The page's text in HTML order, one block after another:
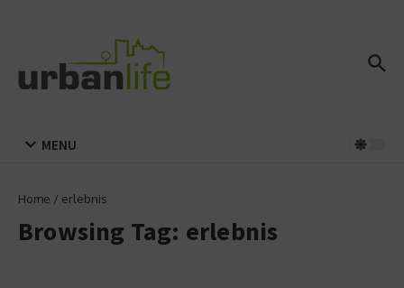
MENU
Home / erlebnis
Browsing Tag: erlebnis